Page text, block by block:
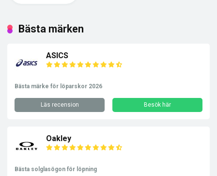
Bästa märken
ASICS
Bästa märke för löparskor 2026
Läs recension Besök här
Oakley
Bästa solglasögon för löpning